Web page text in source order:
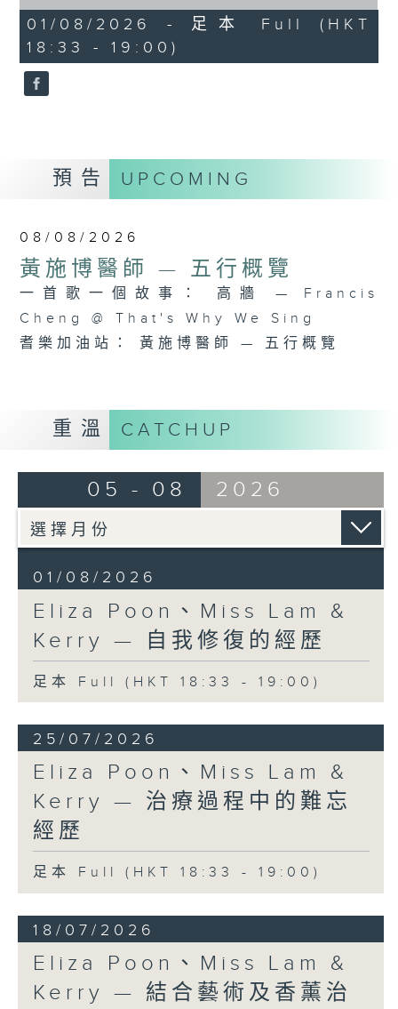
26
minutes,
59
seconds
01/08/2026 - 足本 Full (HKT
18:33 - 19:00)
預告 UPCOMING
08/08/2026
黃施博醫師 — 五行概覽
一首歌一個故事： 高牆 — Francis
Cheng @ That's Why We Sing
耆樂加油站： 黃施博醫師 — 五行概覽
重溫 CATCHUP
05 - 08 2026
01/08/2026
Eliza Poon、Miss Lam &
Kerry — 自我修復的經歷
足本 Full (HKT 18:33 - 19:00)
25/07/2026
Eliza Poon、Miss Lam &
Kerry — 治療過程中的難忘
經歷
足本 Full (HKT 18:33 - 19:00)
18/07/2026
Eliza Poon、Miss Lam &
Kerry — 結合藝術及香薰治